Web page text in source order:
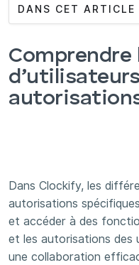
Intégrations et
Administration
Applis
DANS CET ARTICLE
Comprendre
Dans Clockify, les
autorisations
et accéder à des
et les autorisations des
une collaboration